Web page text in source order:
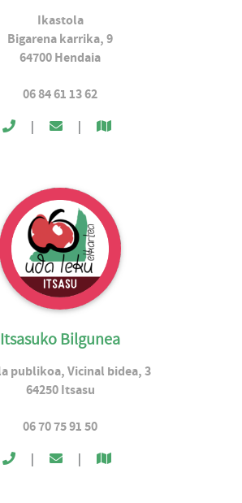
Ikastola
Bigarena karrika, 9
64700Hendaia
06 84 61 13 62
| |
Itsasuko Bilgunea
publikoa, Vicinal bidea, 3
64250 Itsasu
06 70 75 91 50
| |